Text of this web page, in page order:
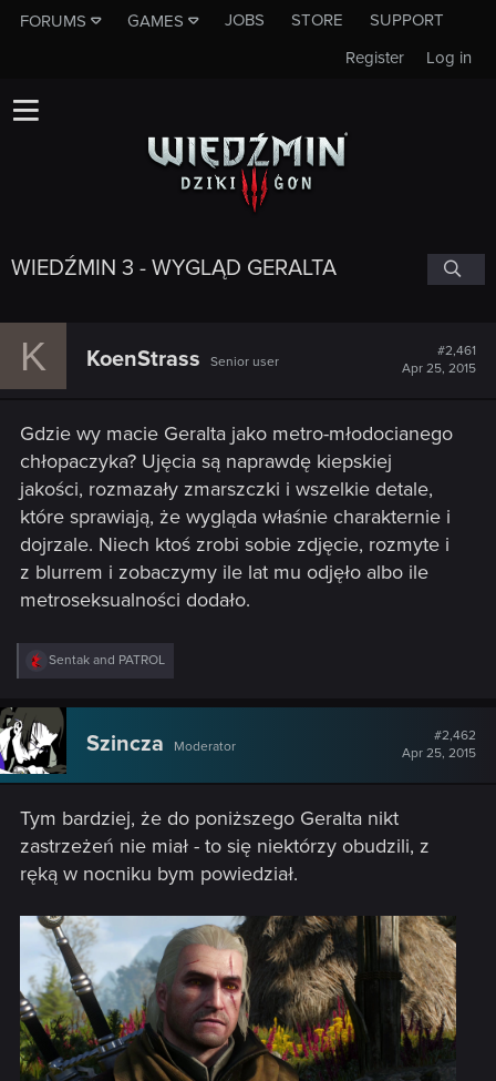
FORUMS GAMES JOBS STORE
SUPPORT
Log in
Register
WIEDŹMIN 3 - WYGLĄD GERALTA
K KoenStrass Senior user
#2,461
Apr 25, 2015
Gdzie wy macie Geralta jako metro-młodocianego
chłopaczyka? Ujęcia są naprawdę kiepskiej
jakości, rozmazały zmarszczki i wszelkie detale,
które sprawiają, że wygląda właśnie charakternie i
dojrzale. Niech ktoś zrobi sobie zdjęcie, rozmyte i
z blurrem i zobaczymy ile lat mu odjęło albo ile
metroseksualności dodało.
R
e
c
t
i
o
n
:
Sentak and PATROL
Szincza Moderator
#2,462
Apr 25, 2015
Tym bardziej, że do poniższego Geralta nikt
zastrzeżeń nie miał - to się niektórzy obudzili, z
ręką w nocniku bym powiedział.